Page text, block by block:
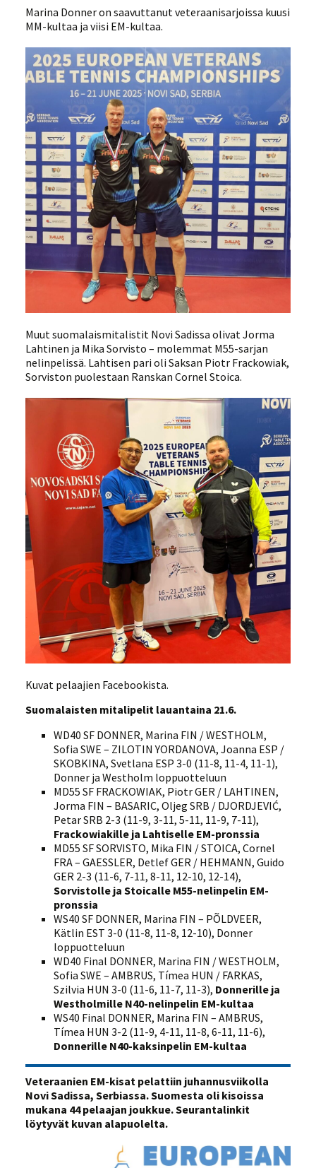
Marina Donner on saavuttanut veteraanisarjoissa kuusi
MM-kultaa ja viisi EM-kultaa.
Muut suomalaismitalistit Novi Sadissa olivat Jorma
Lahtinen ja Mika Sorvisto – molemmat M55-sarjan
nelinpelissä. Lahtisen pari oli Saksan Piotr Frackowiak,
Sorviston puolestaan Ranskan Cornel Stoica.
Kuvat pelaajien Facebookista.
Suomalaisten mitalipelit lauantaina 21.6.
WD40 SF DONNER, Marina FIN / WESTHOLM,
Sofia SWE – ZILOTIN YORDANOVA, Joanna ESP /
SKOBKINA, Svetlana ESP 3-0 (11-8, 11-4, 11-1),
Donner ja Westholm loppuotteluun
MD55 SF FRACKOWIAK, Piotr GER / LAHTINEN,
Jorma FIN – BASARIC, Oljeg SRB / DJORDJEVIĆ,
Petar SRB 2-3 (11-9, 3-11, 5-11, 11-9, 7-11),
Frackowiakille ja Lahtiselle EM-pronssia
MD55 SF SORVISTO, Mika FIN / STOICA, Cornel
FRA – GAESSLER, Detlef GER / HEHMANN, Guido
GER 2-3 (11-6, 7-11, 8-11, 12-10, 12-14),
Sorvistolle ja Stoicalle M55-nelinpelin EM-
pronssia
WS40 SF DONNER, Marina FIN – PÕLDVEER,
Kätlin EST 3-0 (11-8, 11-8, 12-10), Donner
loppuotteluun
WD40 Final DONNER, Marina FIN / WESTHOLM,
Sofia SWE – AMBRUS, Tímea HUN / FARKAS,
Szilvia HUN 3-0 (11-6, 11-7, 11-3), Donnerille ja
Westholmille N40-nelinpelin EM-kultaa
WS40 Final DONNER, Marina FIN – AMBRUS,
Tímea HUN 3-2 (11-9, 4-11, 11-8, 6-11, 11-6),
Donnerille N40-kaksinpelin EM-kultaa
Veteraanien EM-kisat pelattiin juhannusviikolla
Novi Sadissa, Serbiassa. Suomesta oli kisoissa
mukana 44 pelaajan joukkue. Seurantalinkit
löytyvät kuvan alapuolelta.